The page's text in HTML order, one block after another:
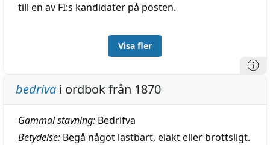
till en av FI:s kandidater på posten.
Visa fler
bedriva i ordbok från 1870
Gammal stavning: Bedrifva
Betydelse: Begå något lastbart, elakt eller brottsligt.